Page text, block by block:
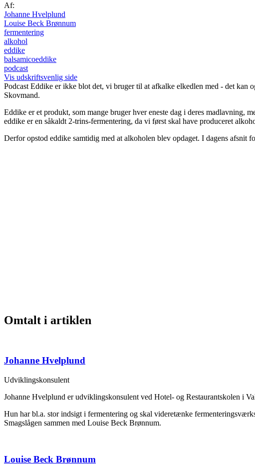
Af:
Johanne Hvelplund
Louise Beck Brønnum
fermentering
alkohol
eddike
balsamicoeddike
podcast
Vis udskriftsvenlig side
Podcast Eddike er ikke blot det, vi bruger til at afkalke elkedlen med - det kan
Skovmand.
Eddike er et produkt, som mange bruger hver eneste dag i deres madlavning,
eddike er en såkaldt 2-trins-fermentering, da vi først skal have produceret
Derfor opstod eddike samtidig med at alkoholen blev opdaget. I dagens afsnit
Omtalt i artiklen
Johanne Hvelplund
Udviklingskonsulent
Johanne Hvelplund er udviklingskonsulent ved Hotel- og Restaurantskolen i
Hun har bl.a. stor indsigt i fermentering og skal videretænke
Smagslågen sammen med Louise Beck Brønnum.
Louise Beck Brønnum